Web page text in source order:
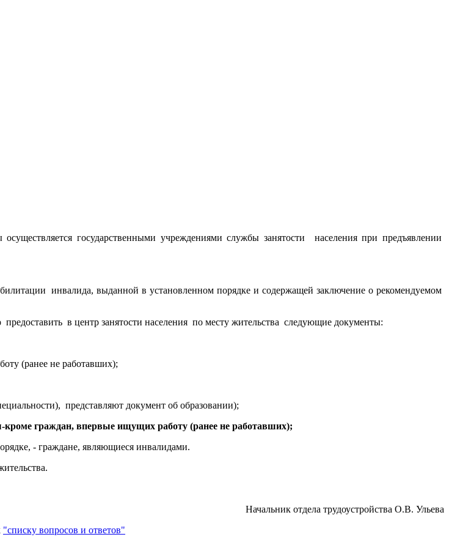
государственными учреждениями службы занятости населения при предъявлении
инвалида, выданной в установленном порядке и содержащей заключение о рекомендуемом
в центр занятости населения по месту жительства следующие документы:
(ранее не работавших);
представляют документ об образовании);
кроме граждан, впервые ищущих работу (ранее не работавших);
- граждане, являющиеся инвалидами.
Начальник отдела трудоустройства О.В. Ульева
"списку вопросов и ответов"